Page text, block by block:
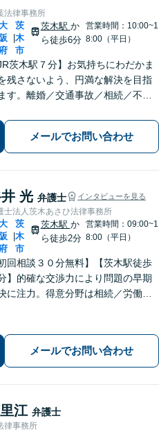
法律事務所
府
茨
木
市
茨木駅 か
ら徒歩6分
営業時間：10:00~1
8:00（平日）
JR茨木駅７分】お気持ちにわだかま
残さないよう、円満な解決を目指
す。離婚／交通事故／相続／不動
どの刑事事件にも幅広く対応。紛争
してしてしまった問題も、より良い
点を探り、交渉を重ねます【初回
無料】
メールでお問い合わせ
光 弁護士 インタビューを見る
士法人茨木あさひ法律事務所
府
茨
木
市
茨木駅 か
ら徒歩2分
営業時間：09:00~1
8:00（平日）
初回相談３０分無料】【茨木駅徒歩
】的確な交渉力により問題の早期
に注力。得意分野は相続／労働／
の高い解決を目指します。まずはお
軽にお電話下さい。
メールでお問い合わせ
江 弁護士
律事務所